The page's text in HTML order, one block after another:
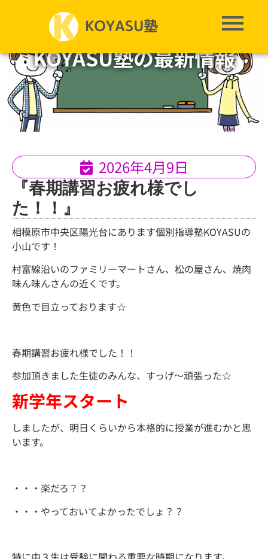
KOYASU塾の最新情報
2026年4月9日
『春期講習お疲れ様でし
た！！』
相模原市中央区陽光台にあります個別指導塾KOYASUの
小山です！
村富線沿いのファミリーマートさん、松の屋さん、焼肉
味ん味んさんの近くです。
黄色で目立っております☆
春期講習お疲れ様でした！！
参加頂きました生徒のみんな、すっげ～頑張った☆
新学年スタート
しましたが、明日くらいから本格的に授業が進むかと思
います。
・・・楽だろ？？
・・・やっておいてよかったでしょ？？